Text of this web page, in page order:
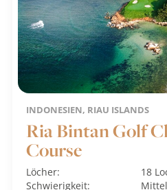
INDONESIEN, RIAU ISLANDS
Ria Bintan Golf
Course
Löcher:
18
Schwierigkeit:
Mittel